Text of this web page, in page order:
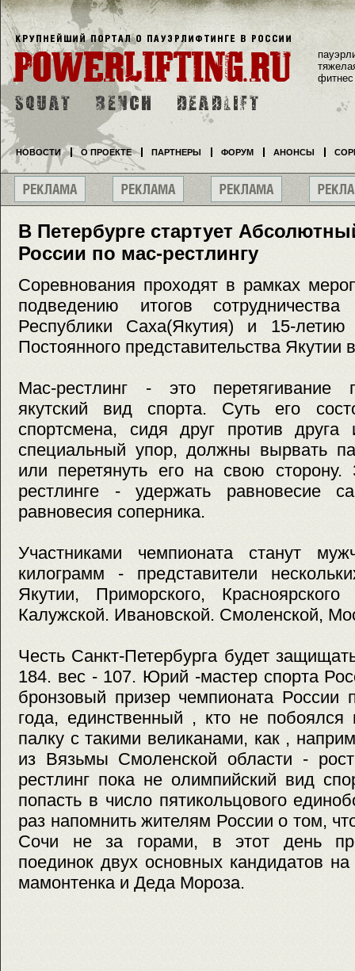
В Петербурге стартует
России по мас-рестлингу
Соревнования проходят в рамках
подведению итогов
Республики Саха(Якутия) и 15-
Постоянного представительства Якутии
Мас-рестлинг - это перетягивание
якутский вид спорта. Суть его
спортсмена, сидя друг против
специальный упор, должны вырвать
или перетянуть его на свою
рестлинге - удержать равновесие
равновесия соперника.
Участниками чемпионата станут
килограмм - представители
Якутии, Приморского,
Калужской. Ивановской. Смоленской,
Честь Санкт-Петербурга будет
184. вес - 107. Юрий -мастер спорта
бронзовый призер чемпионата России
года, единственный , кто не побоялся
палку с такими великанами, как ,
из Вязьмы Смоленской области -
рестлинг пока не олимпийский вид
попасть в число пятикольцового
раз напомнить жителям России о том,
Сочи не за горами, в этот день
поединок двух основных кандидатов
мамонтенка и Деда Мороза.
фитнес
НОВОСТИ О ПРОЕКТЕ ПАРТНЕРЫ ФОРУМ АНОНСЫ